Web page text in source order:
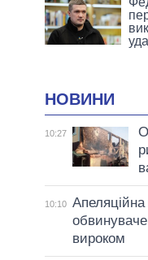
НОВИНИ
10:27
10:10
вироком